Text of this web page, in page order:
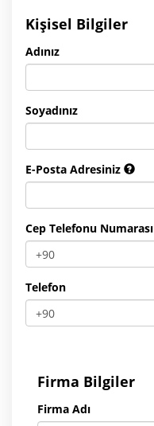
Kişisel Bilgiler
Adınız
Soyadınız
E-Posta Adresiniz
Cep Telefonu Numarası
Telefon
Firma Bilgiler
Firma Adı